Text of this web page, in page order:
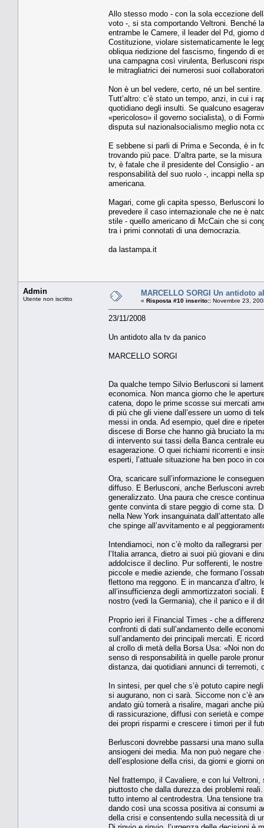
Allo stesso modo - con la sola eccezione
voto -, si sta comportando Veltroni. Benché
entrambe le Camere, il leader del Pd, giorno
Costituzione, violare sistematicamente le
obliqua riedizione del fascismo, fingendo di
una campagna così virulenta, Berlusconi
le mitragliatrici dei numerosi suoi
Non è un bel vedere, certo, né un bel
Tutt’altro: c’è stato un tempo, anzi, in cui i
quotidiano degli insulti. Se qualcuno
«pericoloso» il governo socialista), o di
disputa sul nazionalsocialismo meglio nota
E sebbene si parli di Prima e Seconda, è in
trovando più pace. D’altra parte, se la
tv, è fatale che il presidente del Consiglio -
responsabilità del suo ruolo -, incappi nella
americana.
Magari, come gli capita spesso, Berlusconi
prevedere il caso internazionale che ne è
stile - quello americano di McCain che si
tra i primi connotati di una democrazia.
da lastampa.it
Admin
Utente non iscritto
MARCELLO SORGI Un antidoto
« Risposta #10 inserito:: Novembre 23,
23/11/2008
Un antidoto alla tv da panico
MARCELLO SORGI
Da qualche tempo Silvio Berlusconi si
economica. Non manca giorno che le
catena, dopo le prime scosse sui mercati
di più che gli viene dall’essere un uomo di
messi in onda. Ad esempio, quel dire e
discese di Borse che hanno già bruciato la
di intervento sui tassi della Banca centrale
esagerazione. O quei richiami ricorrenti e
esperti, l’attuale situazione ha ben poco in
Ora, scaricare sull’informazione le
diffuso. E Berlusconi, anche Berlusconi
generalizzato. Una paura che cresce
gente convinta di stare peggio di come sta.
nella New York insanguinata dall’attentato
che spinge all’avvitamento e al
Intendiamoci, non c’è molto da rallegrarsi
l’Italia arranca, dietro ai suoi più giovani e
addolcisce il declino. Pur sofferenti, le
piccole e medie aziende, che formano
flettono ma reggono. E in mancanza d’altro,
all’insufficienza degli ammortizzatori sociali.
nostro (vedi la Germania), che il panico e il
Proprio ieri il Financial Times - che a
confronti di dati sull’andamento delle
sull’andamento dei principali mercati. E
al crollo di metà della Borsa Usa: «Noi non
senso di responsabilità in quelle parole
distanza, dai quotidiani annunci di terremoti,
In sintesi, per quel che s’è potuto capire
si augurano, non ci sarà. Siccome non c’è
andato giù tornerà a risalire, magari anche
di rassicurazione, diffusi con serietà e
dei propri risparmi e crescere i timori per il
Berlusconi dovrebbe passarsi una mano
ansiogeni dei media. Ma non può negare
dell’esplosione della crisi, da giorni e giorni
Nel frattempo, il Cavaliere, e con lui
piuttosto che dalla durezza dei problemi
tutto interno al centrodestra. Una tensione
dando così una scossa positiva ai consumi
della crisi e consentendo sulla necessità di